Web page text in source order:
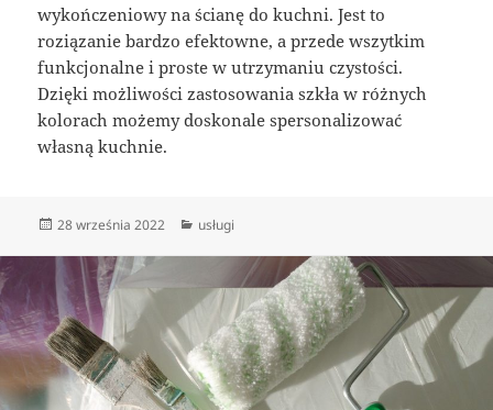
wykończeniowy na ścianę do kuchni. Jest to
roziązanie bardzo efektowne, a przede wszytkim
funkcjonalne i proste w utrzymaniu czystości.
Dzięki możliwości zastosowania szkła w różnych
kolorach możemy doskonale spersonalizować
własną kuchnie.
Data
28 września 2022 Kategorie
usługi